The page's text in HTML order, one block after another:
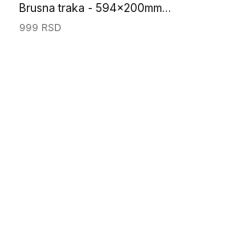
Brusna traka - 594x200mm - GR 40 (Specijalni alati za podove)
999 RSD